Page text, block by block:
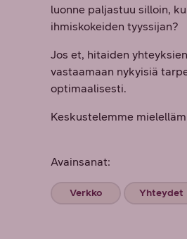
luonne paljastuu silloin,
ihmiskokeiden tyyssijan?
Jos et, hitaiden
vastaamaan nykyisiä
optimaalisesti.
Keskustelemme
Avainsanat:
Verkko Yhteydet